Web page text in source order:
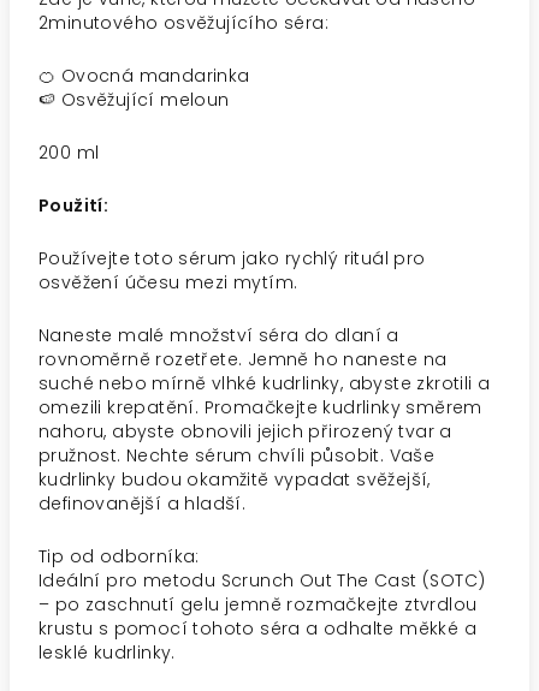
2minutového osvěžujícího séra:
🍊 Ovocná mandarinka
🍉 Osvěžující meloun
200 ml
Použití:
Používejte toto sérum jako rychlý rituál pro
osvěžení účesu mezi mytím.
Naneste malé množství séra do dlaní a
rovnoměrně rozetřete. Jemně ho naneste na
suché nebo mírně vlhké kudrlinky, abyste zkrotili a
omezili krepatění. Promačkejte kudrlinky směrem
nahoru, abyste obnovili jejich přirozený tvar a
pružnost. Nechte sérum chvíli působit. Vaše
kudrlinky budou okamžitě vypadat svěžejší,
definovanější a hladší.
Tip od odborníka:
Ideální pro metodu Scrunch Out The Cast (SOTC)
– po zaschnutí gelu jemně rozmačkejte ztvrdlou
krustu s pomocí tohoto séra a odhalte měkké a
lesklé kudrlinky.